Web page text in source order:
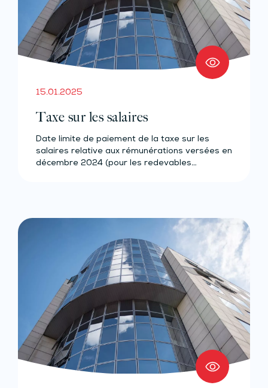
15.01.2025
Taxe sur les salaires
Date limite de paiement de la taxe sur les
salaires relative aux rémunérations versées en
décembre 2024 (pour les redevables…